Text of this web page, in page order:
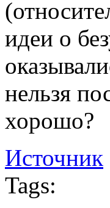
идеи о
нельзя
хорошо?
Источник
Tags: